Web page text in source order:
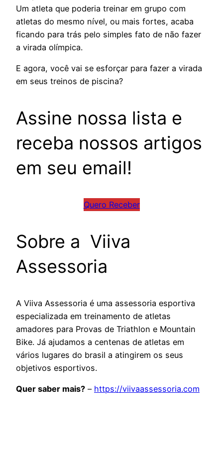
Um atleta que poderia treinar em grupo com
atletas do mesmo nível, ou mais fortes, acaba
ficando para trás pelo simples fato de não fazer
a virada olímpica.
E agora, você vai se esforçar para fazer a virada
em seus treinos de piscina?
Assine nossa lista e
receba nossos artigos
em seu email!
Quero Receber
Sobre a Viiva
Assessoria
A Viiva Assessoria é uma assessoria esportiva
especializada em treinamento de atletas
amadores para Provas de Triathlon e Mountain
Bike. Já ajudamos a centenas de atletas em
vários lugares do brasil a atingirem os seus
objetivos esportivos.
Quer saber mais? – https://viivaassessoria.com